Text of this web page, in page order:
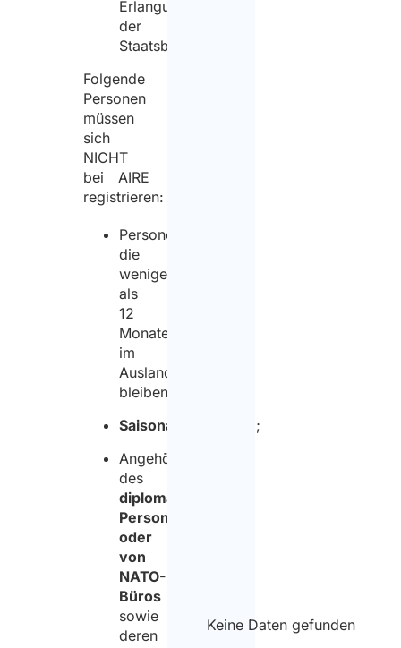
Erlangung
der
Staatsbürgerschaft.
Folgende
Personen
müssen
sich
NICHT
bei AIRE
registrieren:
Personen,
die
weniger
als
12
Monate
im
Ausland
bleiben;
Saisonarbeitskräfte ;
Angehörige
des
diplomatischen
Personals
oder
von
NATO-
Büros
sowie
deren
Keine Daten gefunden